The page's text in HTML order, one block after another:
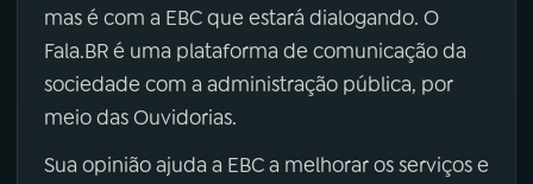
mas é com a EBC que estará dialogando. O
Fala.BR é uma plataforma de comunicação da
sociedade com a administração pública, por
meio das Ouvidorias.
Sua opinião ajuda a EBC a melhorar os serviços e